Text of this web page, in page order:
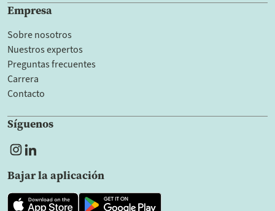
Empresa
Sobre nosotros
Nuestros expertos
Preguntas frecuentes
Carrera
Contacto
Síguenos
Bajar la aplicación